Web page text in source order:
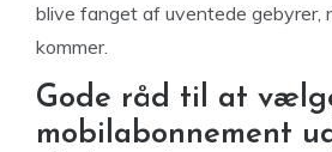
blive fanget af uventede gebyrer,
kommer.
Gode råd til at
mobilabonnement